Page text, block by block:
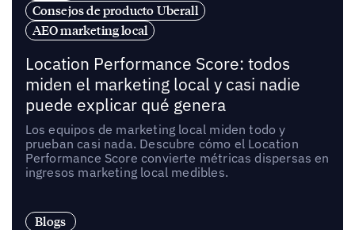
Consejos de producto Uberall
AEO marketing local
Location Performance Score: todos
miden el marketing local y casi nadie
puede explicar qué genera
Los equipos de marketing local miden todo y
prueban casi nada. Descubre cómo el Location
Performance Score convierte métricas dispersas en
ingresos marketing local medibles.
Blogs